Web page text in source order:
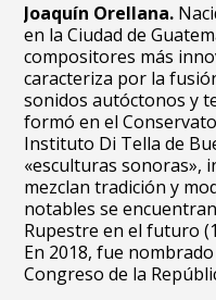
Joaquín Orellana.
en la Ciudad de
compositores más
caracteriza por la
sonidos autóctonos y
formó en el
Instituto Di Tella de
«esculturas sonoras»,
mezclan tradición y
notables se
Rupestre en el futuro
En 2018, fue
Congreso de la